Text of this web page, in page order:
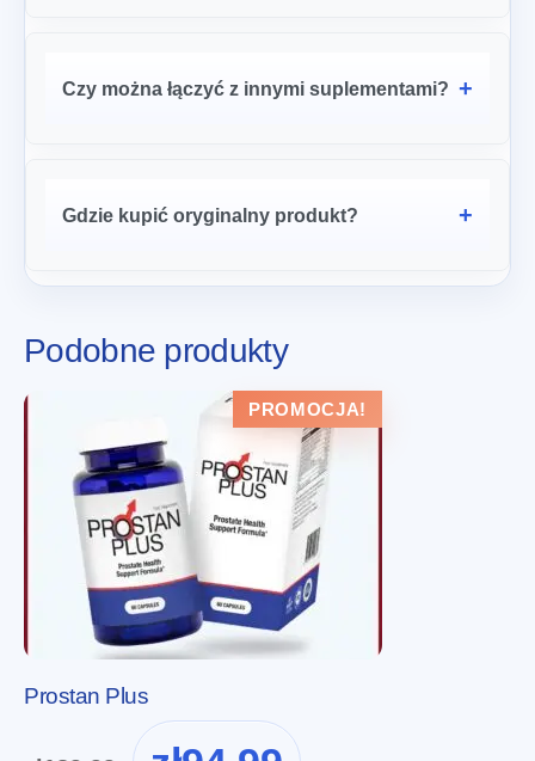
Czy można łączyć z innymi suplementami?
Gdzie kupić oryginalny produkt?
Podobne produkty
PROMOCJA!
Prostan Plus
Pierwotna